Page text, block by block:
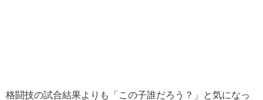
格闘技の試合結果よりも「この子誰だろう？」と気になっ